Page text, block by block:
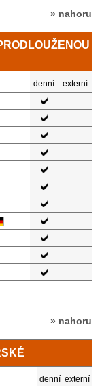
» nahoru
denní externí
» nahoru
denní externí